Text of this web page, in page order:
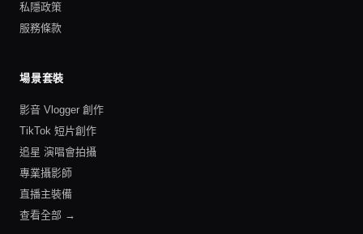
私隱政策
服務條款
場景套裝
影音 Vlogger 創作
TikTok 短片創作
追星 演唱會拍攝
專業攝影師
直播主裝備
查看全部 →